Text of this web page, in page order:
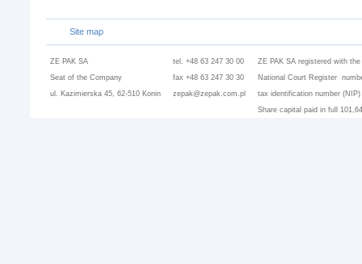
Site map
ZE PAK SA
Seat of the Company
ul. Kazimierska 45, 62-510 Konin
tel. +48 63 247 30 00
fax +48 63 247 30 30
zepak@zepak.com.pl
ZE PAK SA registered with
National Court Register
tax identification number (NIP)
Share capital paid in full